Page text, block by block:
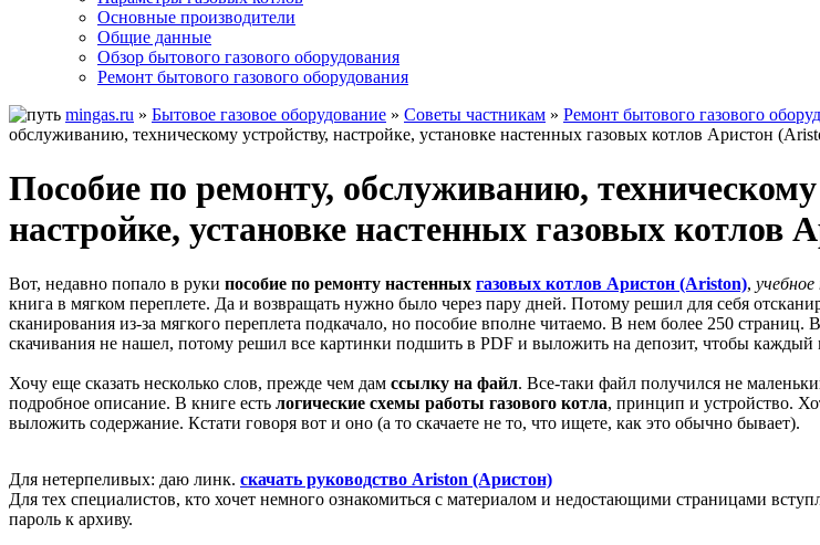
Основные производители
Общие данные
Обзор бытового газового оборудования
Ремонт бытового газового оборудования
mingas.ru » Бытовое газовое оборудование » Советы частникам » Ремонт бытового газового
обслуживанию, техническому устройству, настройке, установке настенных газовых котлов Аристон
Пособие по ремонту, обслуживанию, техническому
настройке, установке настенных газовых котлов
Вот, недавно попало в руки пособие по ремонту настенных газовых котлов Аристон (Ariston),
книга в мягком переплете. Да и возвращать нужно было через пару дней. Потому решил для себя
сканирования из-за мягкого переплета подкачало, но пособие вполне читаемо. В нем более 250 страниц.
скачивания не нашел, потому решил все картинки подшить в PDF и выложить на депозит, чтобы каждый
Хочу еще сказать несколько слов, прежде чем дам ссылку на файл. Все-таки файл получился не
подробное описание. В книге есть логические схемы работы газового котла, принцип и устройство.
выложить содержание. Кстати говоря вот и оно (а то скачаете не то, что ищете, как это обычно бывает).
Для нетерпеливых: даю линк. скачать руководство Ariston (Аристон)
Для тех специалистов, кто хочет немного ознакомиться с материалом и недостающими страницами
пароль к архиву.